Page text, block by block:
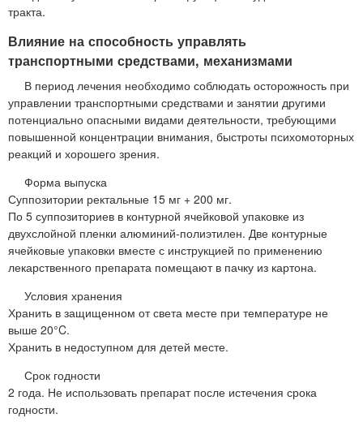
тракта.
Влияние на способность управлять
транспортными средствами, механизмами
В период лечения необходимо соблюдать осторожность при
управлении транспортными средствами и занятии другими
потенциально опасными видами деятельности, требующими
повышенной концентрации внимания, быстроты психомоторных
реакций и хорошего зрения.
Форма выпуска
Суппозитории ректальные 15 мг + 200 мг.
По 5 суппозиториев в контурной ячейковой упаковке из
двухслойной пленки алюминий-полиэтилен. Две контурные
ячейковые упаковки вместе с инструкцией по применению
лекарственного препарата помещают в пачку из картона.
Условия хранения
Хранить в защищенном от света месте при температуре не
выше 20°C.
Хранить в недоступном для детей месте.
Срок годности
2 года. Не использовать препарат после истечения срока
годности.